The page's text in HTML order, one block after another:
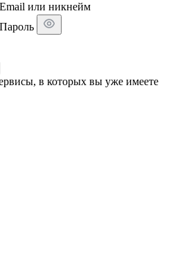
Email или никнейм
Пароль
в которых вы уже имеете